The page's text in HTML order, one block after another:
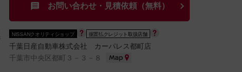
お問い合わせ・見積依頼（無料）
NISSANクオリティショップ 据置払クレジット取扱店舗
千葉日産自動車株式会社 カーパレス都町店
千葉市中央区都町３－３－８